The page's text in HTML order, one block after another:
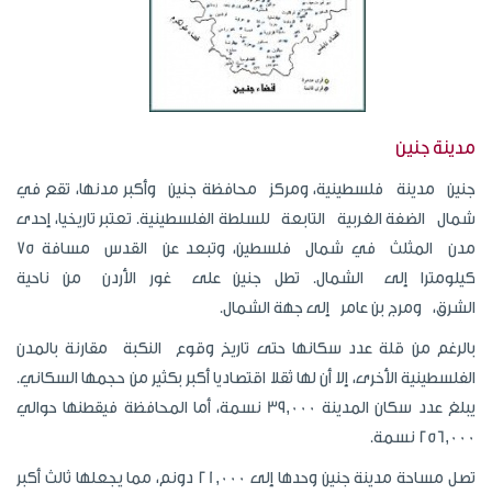
مدينة جنين
جنين مدينة فلسطينية، ومركز محافظة جنين وأكبر مدنها، تقع في
شمال الضفة الغربية التابعة للسلطة الفلسطينية. تعتبر تاريخيا، إحدى
مدن المثلث في شمال فلسطين، وتبعد عن القدس مسافة 75
كيلومترا إلى الشمال. تطل جنين على غور الأردن من ناحية
الشرق، ومرج بن عامر إلى جهة الشمال.
بالرغم من قلة عدد سكانها حتى تاريخ وقوع النكبة مقارنة بالمدن
الفلسطينية الأخرى، إلا أن لها ثقلا اقتصاديا أكبر بكثير من حجمها السكاني.
يبلغ عدد سكان المدينة 39,000 نسمة، أما المحافظة فيقطنها حوالي
256,000 نسمة.
تصل مساحة مدينة جنين وحدها إلى 21,000 دونم، مما يجعلها ثالث أكبر